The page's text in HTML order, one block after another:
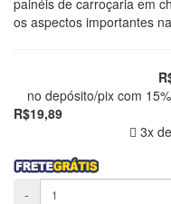
painéis de carroçaria em
os aspectos importantes
no depósito/pix com
R$19,89
3x de
-